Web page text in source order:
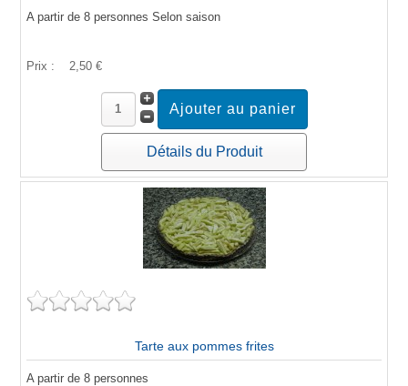
A partir de 8 personnes Selon saison
Prix : 2,50 €
Détails du Produit
Tarte aux pommes frites
A partir de 8 personnes